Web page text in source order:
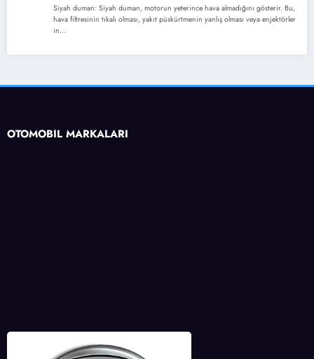
Siyah duman: Siyah duman, motorun yeterince hava almadığını gösterir. Bu,
hava filtresinin tıkalı olması, yakıt püskürtmenin yanlış olması veya enjektörler
in…
OTOMOBİL MARKALARI